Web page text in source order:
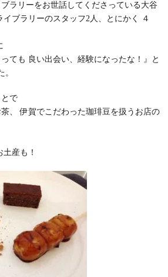
ラリーをお世話してくださっている大谷
ブラリーのスタッフ2人、とにかく ４
ても 良い出会い、経験になったな！』と
で
、 伊賀でこだわった珈琲豆を扱うお店の
産も！